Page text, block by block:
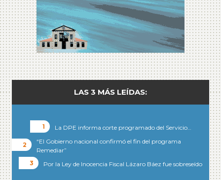
LAS 3 MÁS LEÍDAS:
La DPE informa corte programado del Servicio…
“El Gobierno nacional confirmó el fin del programa
Remediar”
Por la Ley de Inocencia Fiscal Lázaro Báez fue sobreseído